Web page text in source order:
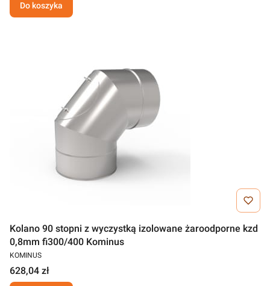
Do koszyka
Kolano 90 stopni z wyczystką izolowane żaroodporne kzd
0,8mm fi300/400 Kominus
KOMINUS
628,04 zł